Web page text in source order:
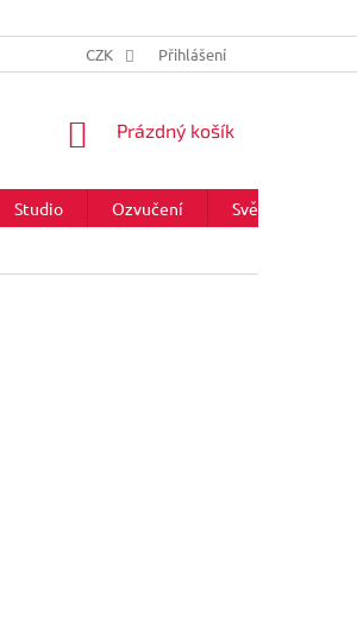
CZK Přihlášení
NÁKUPNÍ
Prázdný košík
Studio Ozvučení Světla